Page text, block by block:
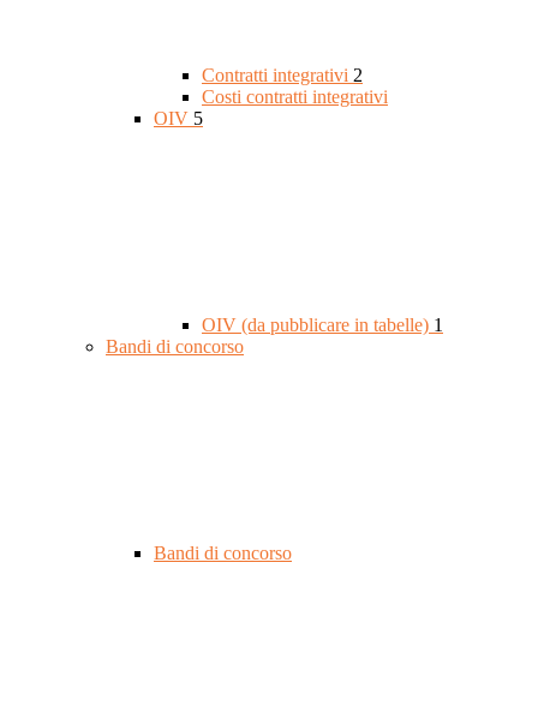
Contratti integrativi 2
Costi contratti integrativi
OIV 5
OIV (da pubblicare in tabelle) 1
Bandi di concorso
Bandi di concorso